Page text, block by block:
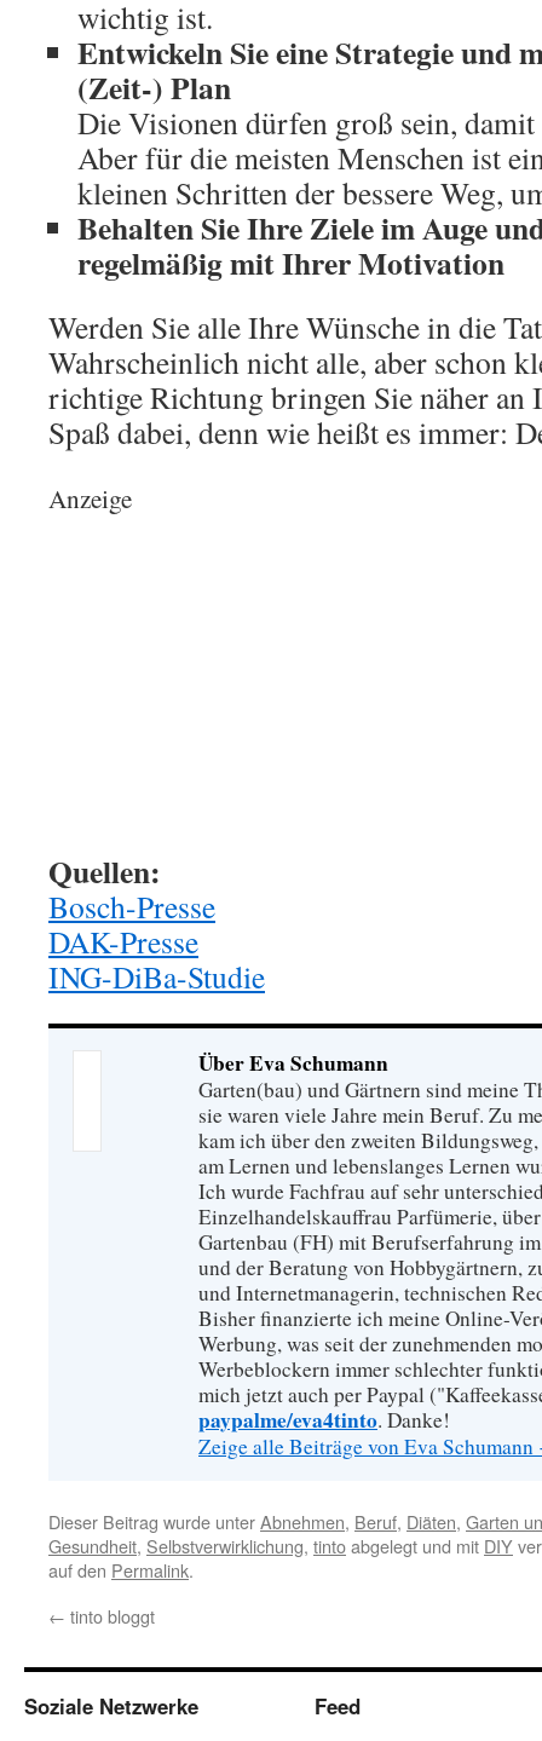
wichtig ist.
Entwickeln Sie eine Strategie und
(Zeit-) Plan
Die Visionen dürfen groß sein,
Aber für die meisten Menschen ist
kleinen Schritten der bessere Weg,
Behalten Sie Ihre Ziele im Auge
regelmäßig mit Ihrer Motivation
Werden Sie alle Ihre Wünsche in die
Wahrscheinlich nicht alle, aber schon
richtige Richtung bringen Sie näher an
Spaß dabei, denn wie heißt es immer:
Anzeige
Quellen:
Bosch-Presse
DAK-Presse
ING-DiBa-Studie
Über Eva Schumann
Garten(bau) und Gärtnern sind meine
sie waren viele Jahre mein Beruf. Zu
kam ich über den zweiten
am Lernen und lebenslanges Lernen
Ich wurde Fachfrau auf sehr
Einzelhandelskauffrau Parfümerie,
Gartenbau (FH) mit Berufserfahrung
und der Beratung von Hobbygärtnern,
und Internetmanagerin, technischen
Bisher finanzierte ich meine Online-
Werbung, was seit der zunehmenden
Werbeblockern immer schlechter
mich jetzt auch per Paypal
paypalme/eva4tinto. Danke!
Zeige alle Beiträge von Eva Schumann
Dieser Beitrag wurde unterAbnehmen, Beruf, Diäten, Garten
Gesundheit, Selbstverwirklichung, tintoabgelegt und mit DIY
auf den Permalink.
← tinto bloggt
Soziale Netzwerke Feed